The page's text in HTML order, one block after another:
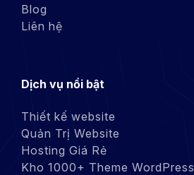
Blog
Liên hệ
Dịch vụ nổi bật
Thiết kế website
Quản Trị Website
Hosting Giá Rẻ
Kho 1000+ Theme WordPress